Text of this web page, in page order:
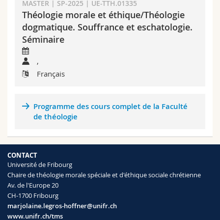
Sciences et médecine
Interfacultaire
Collaborateurs
Doctorants
Webmail
Programme des cours
MyUnifr
MASTER | SP-2025 | UE-TTH.01335
Théologie morale et éthique/Théologie
dogmatique. Souffrance et eschatologie.
Séminaire
,
Français
Programme des cours complet de la Faculté
de théologie
CONTACT
Université de Fribourg
Chaire de théologie morale spéciale et d'éthique sociale chrétienne
Av. de l'Europe 20
CH-1700 Fribourg
marjolaine.legros-hoffner@unifr.ch
www.unifr.ch/tms